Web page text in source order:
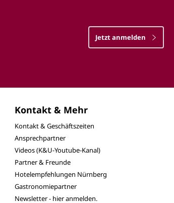
Jetzt anmelden
Kontakt & Mehr
Kontakt & Geschäftszeiten
Ansprechpartner
Videos (K&U-Youtube-Kanal)
Partner & Freunde
Hotelempfehlungen Nürnberg
Gastronomiepartner
Newsletter - hier anmelden.